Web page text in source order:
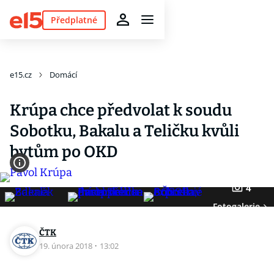
Předplatné
e15.cz Domácí
Krúpa chce předvolat k soudu
Sobotku, Bakalu a Teličku kvůli
bytům po OKD
4
Fotogalerie
ČTK
19. února 2018 · 13:02